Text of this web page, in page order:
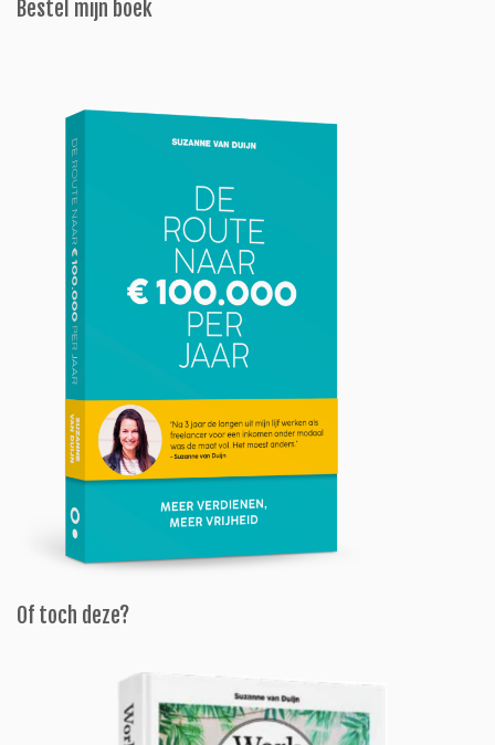
Bestel mijn boek
Of toch deze?